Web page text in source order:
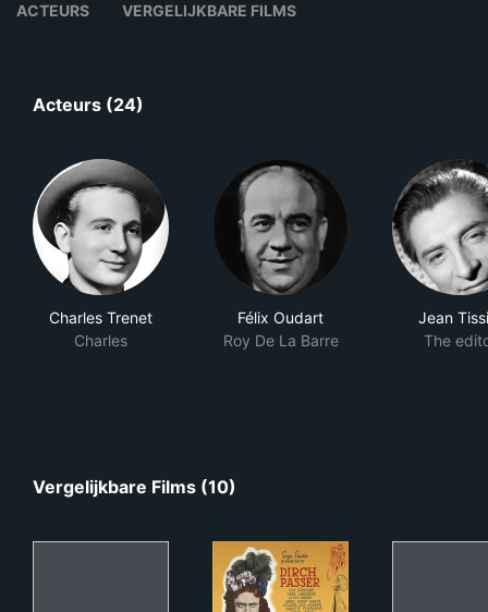
ACTEURS VERGELIJKBARE FILMS
Acteurs (24)
Charles Trenet
Charles
Félix Oudart
Roy De La Barre
Jean
The
Vergelijkbare Films (10)